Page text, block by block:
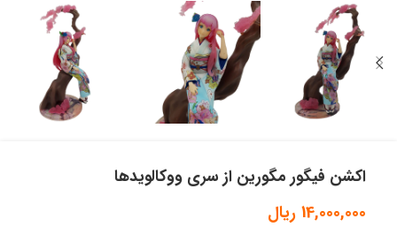
اکشن فیگور مگورین از سری ووکالویدها
14,000,000 ریال